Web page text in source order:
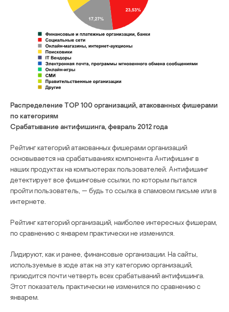
Распределение TOP 100 организаций, атакованных фишерами
по категориям
Срабатывание антифишинга, февраль 2012 года
Рейтинг категорий атакованных фишерами организаций
основывается на срабатываниях компонента Антифишинг в
наших продуктах на компьютерах пользователей. Антифишинг
детектирует все фишинговые ссылки, по которым пытался
пройти пользователь, — будь то ссылка в спамовом письме или в
интернете.
Рейтинг категорий организаций, наиболее интересных фишерам,
по сравнению с январем практически не изменился.
Лидируют, как и ранее, финансовые организации. На сайты,
используемые в ходе атак на эту категорию организаций,
приходится почти четверть всех срабатываний антифишинга.
Этот показатель практически не изменился по сравнению с
январем.